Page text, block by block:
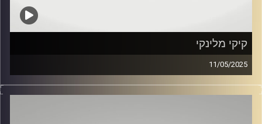
קיקי מלינקי
11/05/2025
שעה של מוזיקה ישראלית עם אופק ניב טולדנו